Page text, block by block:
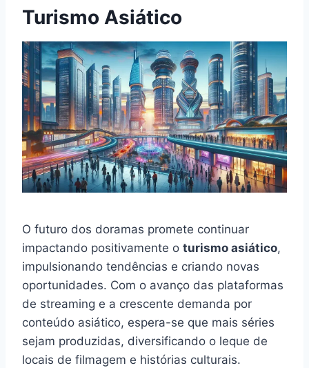
Turismo Asiático
O futuro dos doramas promete continuar
impactando positivamente o turismo asiático,
impulsionando tendências e criando novas
oportunidades. Com o avanço das plataformas
de streaming e a crescente demanda por
conteúdo asiático, espera-se que mais séries
sejam produzidas, diversificando o leque de
locais de filmagem e histórias culturais.